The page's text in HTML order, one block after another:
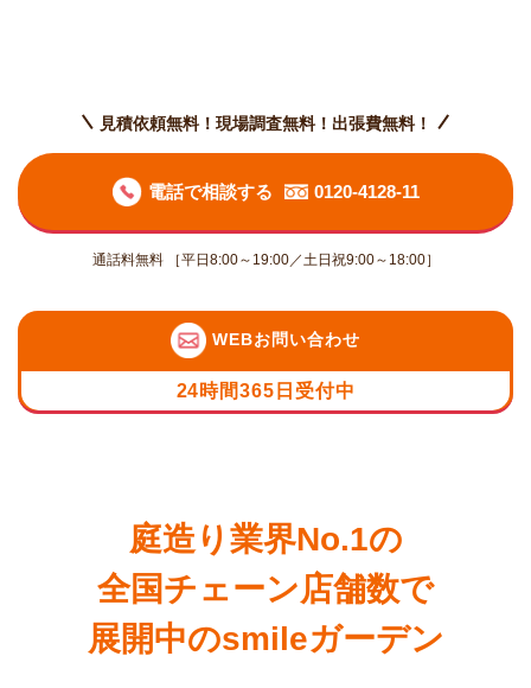
見積依頼無料！現場調査無料！出張費無料！
電話で相談する 0120-4128-11
通話料無料 ［平日8:00～19:00／土日祝9:00～18:00］
WEBお問い合わせ
24時間365日受付中
庭造り業界No.1の
全国チェーン店舗数で
展開中のsmileガーデン